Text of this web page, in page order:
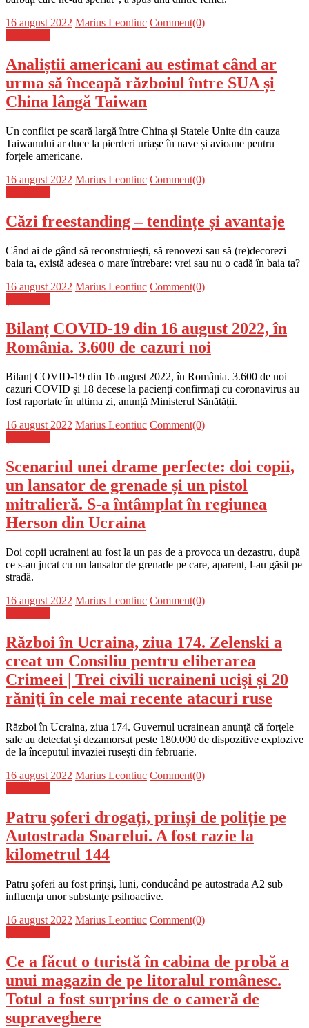
Posted
16 august 2022 Author
Marius Leontiuc Comment(0)
Analiștii americani au estimat când ar
urma să înceapă războiul între SUA și
China lângă Taiwan
Un conflict pe scară largă între China și Statele Unite din cauza
Taiwanului ar duce la pierderi uriașe în nave și avioane pentru
forțele americane.
Posted
16 august 2022 Author
Marius Leontiuc Comment(0)
Căzi freestanding – tendințe și avantaje
Când ai de gând să reconstruiești, să renovezi sau să (re)decorezi
baia ta, există adesea o mare întrebare: vrei sau nu o cadă în baia ta?
Posted
16 august 2022 Author
Marius Leontiuc Comment(0)
Bilanț COVID-19 din 16 august 2022, în
România. 3.600 de cazuri noi
Bilanț COVID-19 din 16 august 2022, în România. 3.600 de noi
cazuri COVID și 18 decese la pacienți confirmați cu coronavirus au
fost raportate în ultima zi, anunță Ministerul Sănătății.
Posted
16 august 2022 Author
Marius Leontiuc Comment(0)
Scenariul unei drame perfecte: doi copii,
un lansator de grenade și un pistol
mitralieră. S-a întâmplat în regiunea
Herson din Ucraina
Doi copii ucraineni au fost la un pas de a provoca un dezastru, după
ce s-au jucat cu un lansator de grenade pe care, aparent, l-au găsit pe
stradă.
Posted
16 august 2022 Author
Marius Leontiuc Comment(0)
Război în Ucraina, ziua 174. Zelenski a
creat un Consiliu pentru eliberarea
Crimeei | Trei civili ucraineni ucişi și 20
răniţi în cele mai recente atacuri ruse
Război în Ucraina, ziua 174. Guvernul ucrainean anunță că forțele
sale au detectat și dezamorsat peste 180.000 de dispozitive explozive
de la începutul invaziei rusești din februarie.
Posted
16 august 2022 Author
Marius Leontiuc Comment(0)
Patru şoferi drogați, prinși de poliție pe
Autostrada Soarelui. A fost razie la
kilometrul 144
Patru şoferi au fost prinşi, luni, conducând pe autostrada A2 sub
influenţa unor substanţe psihoactive.
Posted
16 august 2022 Author
Marius Leontiuc Comment(0)
Ce a făcut o turistă în cabina de probă a
unui magazin de pe litoralul românesc.
Totul a fost surprins de o cameră de
supraveghere